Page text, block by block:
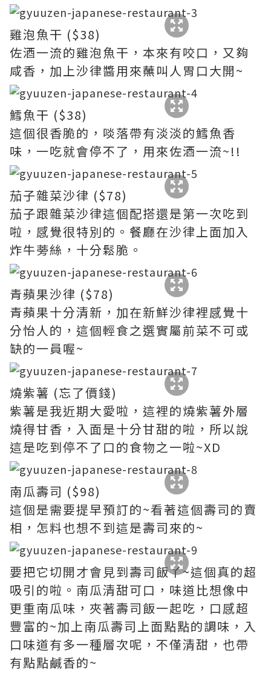
雞泡魚干 ($38)
佐酒一流的雞泡魚干，本來有咬口，又夠
咸香，加上沙律醬用來蘸叫人胃口大開~
鱈魚干 ($38)
這個很香脆的，啖落帶有淡淡的鱈魚香
味，一吃就會停不了，用來佐酒一流~!!
茄子雜菜沙律 ($78)
茄子跟雜菜沙律這個配搭還是第一次吃到
啦，感覺很特別的。餐廳在沙律上面加入
炸牛蒡絲，十分鬆脆。
青蘋果沙律 ($78)
青蘋果十分清新，加在新鮮沙律裡感覺十
分怡人的，這個輕食之選實屬前菜不可或
缺的一員喔~
燒紫薯 (忘了價錢)
紫薯是我近期大愛啦，這裡的燒紫薯外層
燒得甘香，入面是十分甘甜的啦，所以說
這是吃到停不了口的食物之一啦~XD
南瓜壽司 ($98)
這個是需要提早預訂的~看著這個壽司的賣
相，怎料也想不到這是壽司來的~
要把它切開才會見到壽司飯丫~這個真的超
吸引的啦。南瓜清甜可口，味道比想像中
更重南瓜味，夾著壽司飯一起吃，口感超
豐富的~加上南瓜壽司上面點點的調味，入
口味道有多一種層次呢，不僅清甜，也帶
有點點鹹香的~